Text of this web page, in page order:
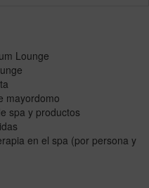
Lounge
mayordomo
spa y productos
en el spa (por persona y